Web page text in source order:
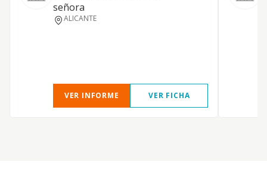
señora
ALICANTE
VER INFORME VER FICHA